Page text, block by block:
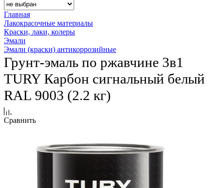
Главная
Лакокрасочные материалы
Краски, лаки, колеры
Эмали
Эмали (краски) антикоррозийные
Грунт-эмаль по ржавчине 3в1
TURY Карбон сигнальный белый
RAL 9003 (2.2 кг)
Сравнить